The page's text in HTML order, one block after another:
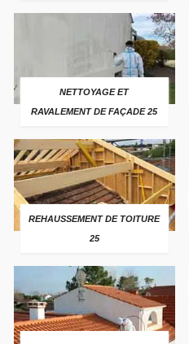
NETTOYAGE ET
RAVALEMENT DE FAÇADE 25
REHAUSSEMENT DE TOITURE
25